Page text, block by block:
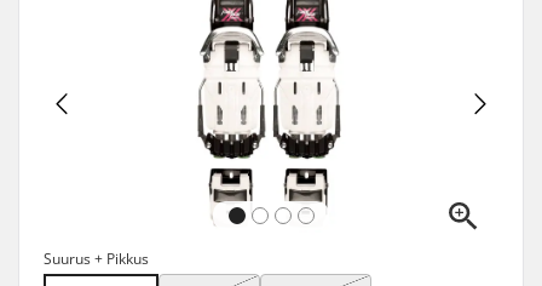
Suurus + Pikkus